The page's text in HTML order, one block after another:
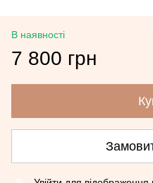
В наявності
7 800 грн